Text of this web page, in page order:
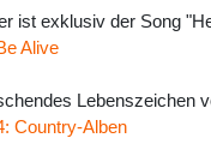
ist exklusiv der Song
Alive
Country-Alben